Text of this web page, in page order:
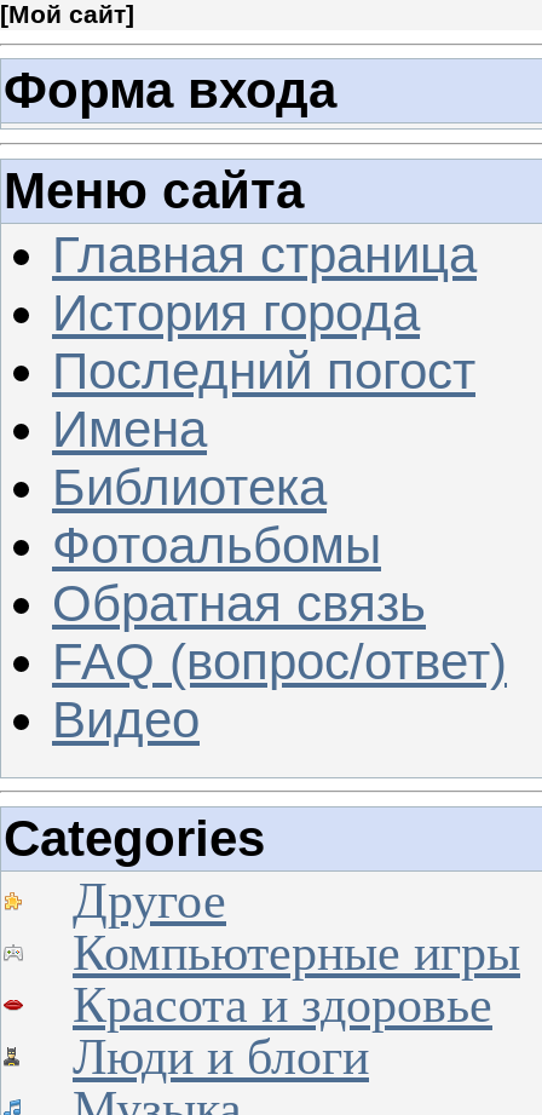
[Мой сайт]
Форма входа
Меню сайта
Главная страница
История города
Последний погост
Имена
Библиотека
Фотоальбомы
Обратная связь
FAQ (вопрос/ответ)
Видео
Categories
Другое
Компьютерные игры
Красота и здоровье
Люди и блоги